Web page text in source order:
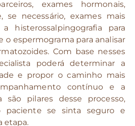
exames hormonais,
se necessário, exames mais
histerossalpingografia para
o espermograma para analisar
Com base nesses
poderá determinar a
e propor o caminho mais
contínuo e a
são pilares desse processo,
paciente se sinta seguro e
etapa.